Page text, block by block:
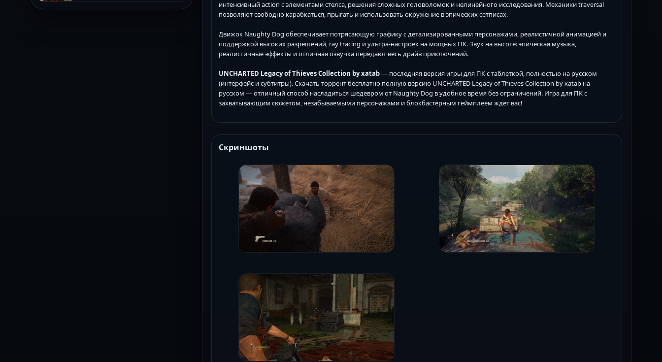
интенсивный action с элементами стелса, решения сложных головоломок и нелинейного исследования. Механики traversal
позволяют свободно карабкаться, прыгать и использовать окружение в эпических сетписах.
Движок Naughty Dog обеспечивает потрясающую графику с детализированными персонажами, реалистичной анимацией и
поддержкой высоких разрешений, ray tracing и ультра-настроек на мощных ПК. Звук на высоте: эпическая музыка,
реалистичные эффекты и отличная озвучка передают весь драйв приключений.
UNCHARTED Legacy of Thieves Collection by xatab— последняя версия игры для ПК с таблеткой, полностью на русском
(интерфейс и субтитры). Скачать торрент бесплатно полную версию UNCHARTED Legacy of Thieves Collection by xatab на
русском — отличный способ насладиться шедевром от Naughty Dog в удобное время без ограничений. Игра для ПК с
захватывающим сюжетом, незабываемыми персонажами и блокбастерным геймплеем ждет вас!
Скриншоты